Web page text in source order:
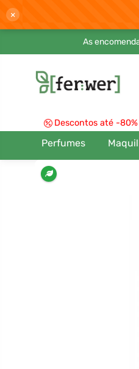
×
As
Descontos até -80%
Perfumes